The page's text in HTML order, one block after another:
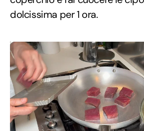
dolcissima per 1 ora.